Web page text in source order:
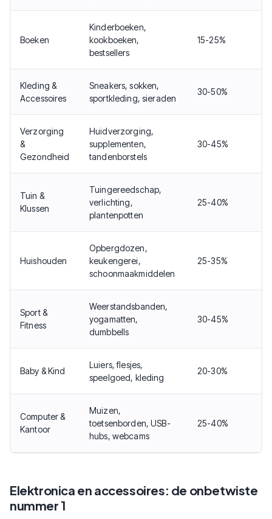
Boeken
Kinderboeken,
kookboeken,
bestsellers
15-25%
Kleding &
Accessoires
Sneakers, sokken,
sportkleding, sieraden
30-50%
Verzorging
&
Gezondheid
Huidverzorging,
supplementen,
tandenborstels
30-45%
Tuin &
Klussen
Tuingereedschap,
verlichting,
plantenpotten
25-40%
Huishouden
Opbergdozen,
keukengerei,
schoonmaakmiddelen
25-35%
Sport &
Fitness
Weerstandsbanden,
yogamatten,
dumbbells
30-45%
Baby & Kind
Luiers, flesjes,
speelgoed, kleding
20-30%
Computer &
Kantoor
Muizen,
toetsenborden, USB-
hubs, webcams
25-40%
Elektronica en accessoires: de onbetwiste
nummer 1